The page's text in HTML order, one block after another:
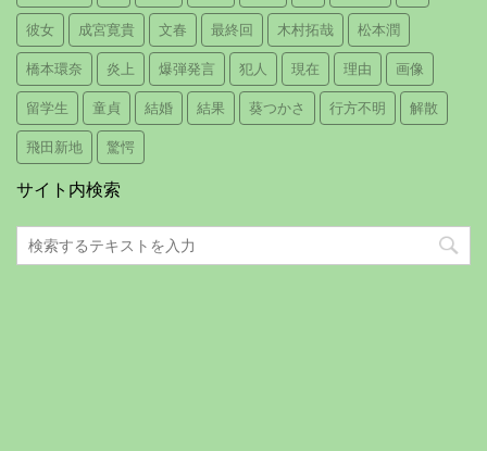
彼女 成宮寛貴 文春 最終回 木村拓哉 松本潤
橋本環奈 炎上 爆弾発言 犯人 現在 理由 画像
留学生 童貞 結婚 結果 葵つかさ 行方不明 解散
飛田新地 驚愕
サイト内検索